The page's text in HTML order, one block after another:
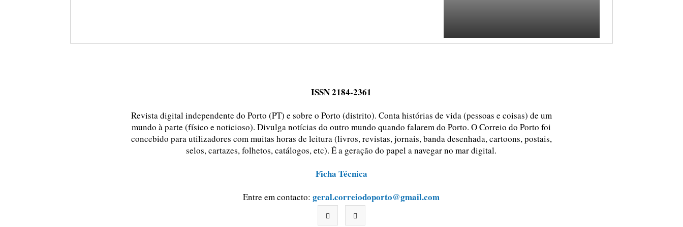
ISSN 2184-2361
Revista digital independente do Porto (PT) e sobre o Porto (distrito). Conta histórias de vida (pessoas e coisas) de um
mundo à parte (físico e noticioso). Divulga notícias do outro mundo quando falarem do Porto. O Correio do Porto foi
concebido para utilizadores com muitas horas de leitura (livros, revistas, jornais, banda desenhada, cartoons, postais,
selos, cartazes, folhetos, catálogos, etc). É a geração do papel a navegar no mar digital.
Ficha Técnica
Entre em contacto:geral.correiodoporto@gmail.com